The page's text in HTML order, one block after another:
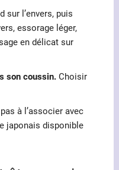
sur l’envers, puis
essorage léger,
en délicat sur
son coussin. Choisir
à l’associer avec
japonais disponible